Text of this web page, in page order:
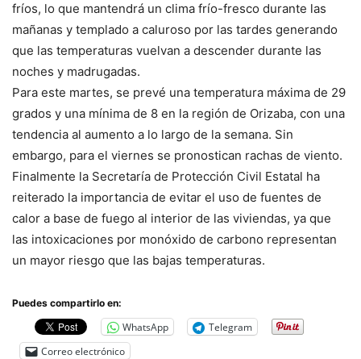
fríos, lo que mantendrá un clima frío-fresco durante las
mañanas y templado a caluroso por las tardes generando
que las temperaturas vuelvan a descender durante las
noches y madrugadas.
Para este martes, se prevé una temperatura máxima de 29
grados y una mínima de 8 en la región de Orizaba, con una
tendencia al aumento a lo largo de la semana. Sin
embargo, para el viernes se pronostican rachas de viento.
Finalmente la Secretaría de Protección Civil Estatal ha
reiterado la importancia de evitar el uso de fuentes de
calor a base de fuego al interior de las viviendas, ya que
las intoxicaciones por monóxido de carbono representan
un mayor riesgo que las bajas temperaturas.
Puedes compartirlo en:
WhatsApp
Telegram
Correo electrónico